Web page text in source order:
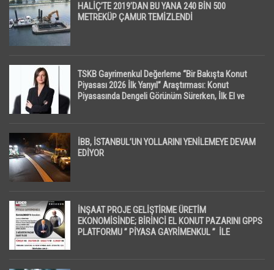
HALİÇ’TE 2019’DAN BU YANA 240 BİN 500
METREKÜP ÇAMUR TEMİZLENDİ
TSKB Gayrimenkul Değerleme “Bir Bakışta Konut
Piyasası 2026 İlk Yarıyıl” Araştırması: Konut
Piyasasında Dengeli Görünüm Sürerken, İlk El ve
İBB, İSTANBUL’UN YOLLARINI YENİLEMEYE DEVAM
EDİYOR
İNŞAAT PROJE GELİŞTİRME ÜRETİM
EKONOMİSİNDE; BİRİNCİ EL KONUT PAZARINI GPPS
PLATFORMU ” PİYASA GAYRİMENKUL ” İLE